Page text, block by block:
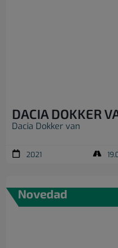
DACIA DOKKER
Dacia Dokker van
2021
Novedad